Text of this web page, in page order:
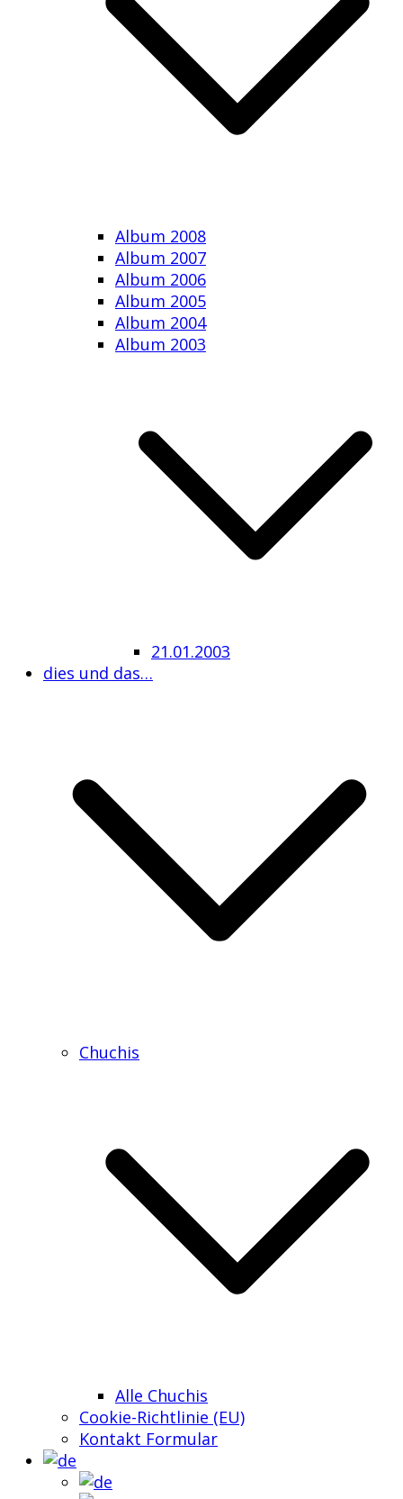
Album 2008
Album 2007
Album 2006
Album 2005
Album 2004
Album 2003
21.01.2003
dies und das…
Chuchis
Alle Chuchis
Cookie-Richtlinie (EU)
Kontakt Formular